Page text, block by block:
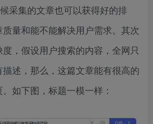
采集的文章也可以获得好的排
量和能不能解决用户需求。其次
，假设用户搜索的内容，全网只
述，那么，这篇文章能有很高的
如下图，标题一模一样：